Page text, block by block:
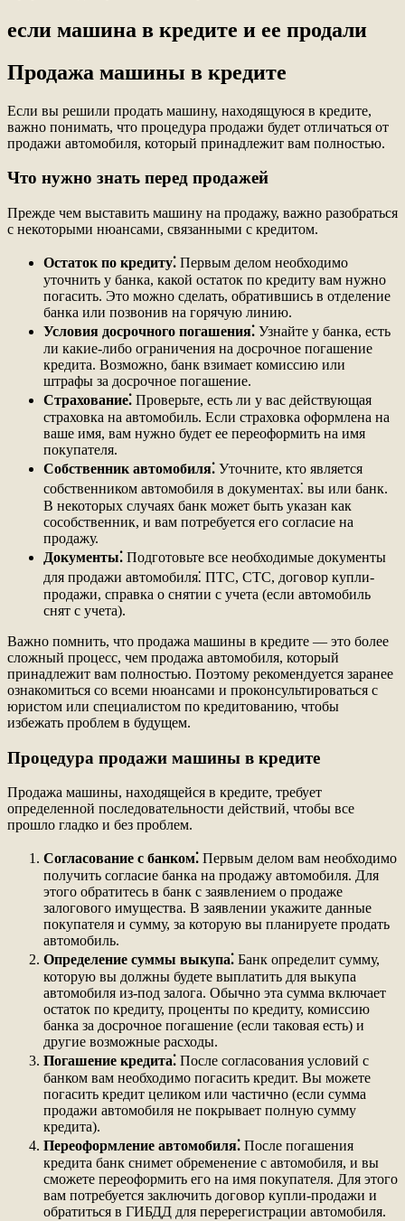
если машина в кредите и ее продали
Продажа машины в кредите
Если вы решили продать машину, находящуюся в кредите,
важно понимать, что процедура продажи будет отличаться от
продажи автомобиля, который принадлежит вам полностью.
Что нужно знать перед продажей
Прежде чем выставить машину на продажу, важно разобраться
с некоторыми нюансами, связанными с кредитом.
Остаток по кредиту⁚ Первым делом необходимо
уточнить у банка, какой остаток по кредиту вам нужно
погасить. Это можно сделать, обратившись в отделение
банка или позвонив на горячую линию.
Условия досрочного погашения⁚ Узнайте у банка, есть
ли какие-либо ограничения на досрочное погашение
кредита. Возможно, банк взимает комиссию или
штрафы за досрочное погашение.
Страхование⁚ Проверьте, есть ли у вас действующая
страховка на автомобиль. Если страховка оформлена на
ваше имя, вам нужно будет ее переоформить на имя
покупателя.
Собственник автомобиля⁚ Уточните, кто является
собственником автомобиля в документах⁚ вы или банк.
В некоторых случаях банк может быть указан как
сособственник, и вам потребуется его согласие на
продажу.
Документы⁚ Подготовьте все необходимые документы
для продажи автомобиля⁚ ПТС, СТС, договор купли-
продажи, справка о снятии с учета (если автомобиль
снят с учета).
Важно помнить, что продажа машины в кредите — это более
сложный процесс, чем продажа автомобиля, который
принадлежит вам полностью. Поэтому рекомендуется заранее
ознакомиться со всеми нюансами и проконсультироваться с
юристом или специалистом по кредитованию, чтобы
избежать проблем в будущем.
Процедура продажи машины в кредите
Продажа машины, находящейся в кредите, требует
определенной последовательности действий, чтобы все
прошло гладко и без проблем.
Согласование с банком⁚ Первым делом вам необходимо
получить согласие банка на продажу автомобиля. Для
этого обратитесь в банк с заявлением о продаже
залогового имущества. В заявлении укажите данные
покупателя и сумму, за которую вы планируете продать
автомобиль.
Определение суммы выкупа⁚ Банк определит сумму,
которую вы должны будете выплатить для выкупа
автомобиля из-под залога. Обычно эта сумма включает
остаток по кредиту, проценты по кредиту, комиссию
банка за досрочное погашение (если таковая есть) и
другие возможные расходы.
Погашение кредита⁚ После согласования условий с
банком вам необходимо погасить кредит. Вы можете
погасить кредит целиком или частично (если сумма
продажи автомобиля не покрывает полную сумму
кредита).
Переоформление автомобиля⁚ После погашения
кредита банк снимет обременение с автомобиля, и вы
сможете переоформить его на имя покупателя. Для этого
вам потребуется заключить договор купли-продажи и
обратиться в ГИБДД для перерегистрации автомобиля.